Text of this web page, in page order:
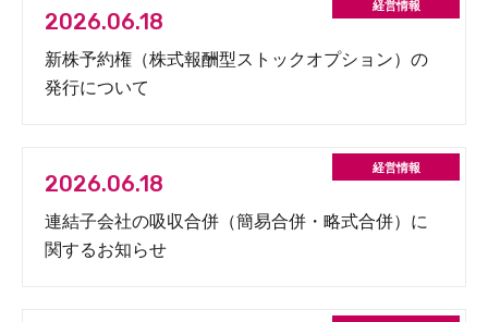
2026.06.18
新株予約権（株式報酬型ストックオプション）の
発行について
2026.06.18
連結子会社の吸収合併（簡易合併・略式合併）に
関するお知らせ